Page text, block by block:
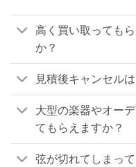
高く買い取っても
か？
見積後キャンセル
大型の楽器やオー
てもらえますか？
弦が切れてしまっ